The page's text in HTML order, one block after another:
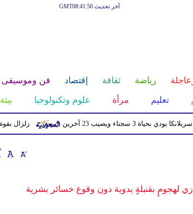
آخر تحديث GMT08:41:50
رياضة ثقافة إقتصاد فن وموسيقى
تعليم مرأة علوم وتكنولوجيا بيئة
زلزال بقوة 5.5 درجة يهز منطقة سكوينتنا في ألاسكا ويصيب 23 آخرين
لهجومٍ بقنبلةٍ يدوية دون وقوع خسائر بشرية